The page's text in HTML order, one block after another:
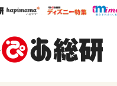
ウレぴあ総研ハピママ* ウレ